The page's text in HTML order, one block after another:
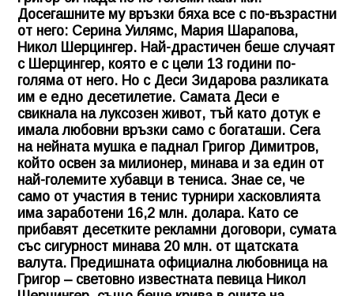
Досегашните му връзки бяха все с по-възрастни
от него: Серина Уилямс, Мария Шарапова,
Никол Шерцингер. Най-драстичен беше случаят
с Шерцингер, която е с цели 13 години по-
голяма от него. Но с Деси Зидарова разликата
им е едно десетилетие. Самата Деси е
свикнала на луксозен живот, тъй като дотук е
имала любовни връзки само с богаташи. Сега
на нейната мушка е паднал Григор Димитров,
който освен за милионер, минава и за един от
най-големите хубавци в тениса. Знае се, че
само от участия в тенис турнири хасковлията
има заработени 16,2 млн. долара. Като се
прибавят десетките рекламни договори, сумата
със сигурност минава 20 млн. от щатската
валута. Предишната официална любовница на
Григор – световно известната певица Никол